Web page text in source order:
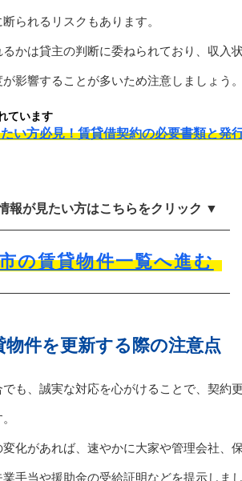
られるリスクもあります。
かは貸主の判断に委ねられており、収入
影響することが多いため注意しましょう。
ています
い方必見！賃貸借契約の必要書類と発
報が見たい方はこちらをクリック ▼
の賃貸物件一覧へ進む
物件を更新する際の注意点
も、誠実な対応を心がけることで、契約
変化があれば、速やかに大家や管理会社、
手当や援助金の受給証明などを提示しま